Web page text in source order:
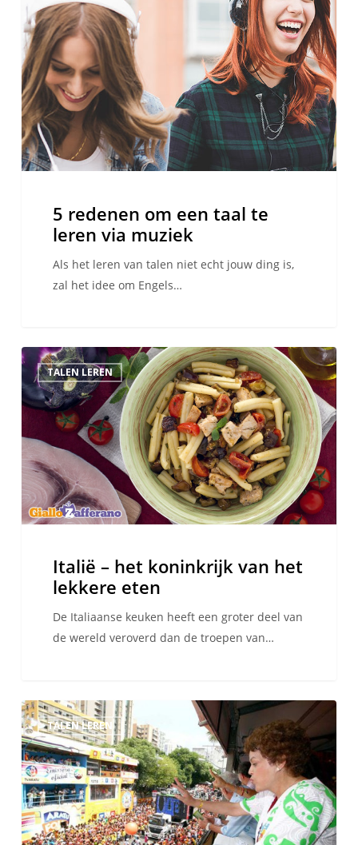
om
een
taal
te
leren
via
muziek
5 redenen om een taal te
leren via muziek
Als het leren van talen niet echt jouw ding is,
zal het idee om Engels…
Italië
–
het
koninkrijk
van
het
lekkere
eten
TALEN LEREN
Italië – het koninkrijk van het
lekkere eten
De Italiaanse keuken heeft een groter deel van
de wereld veroverd dan de troepen van…
De
Portugese
taal
is
in
volle
bloei
TALEN LEREN